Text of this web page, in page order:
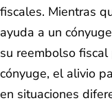
fiscales. Mientras
ayuda a un
su reembolso
cónyuge, el alivio
en situaciones